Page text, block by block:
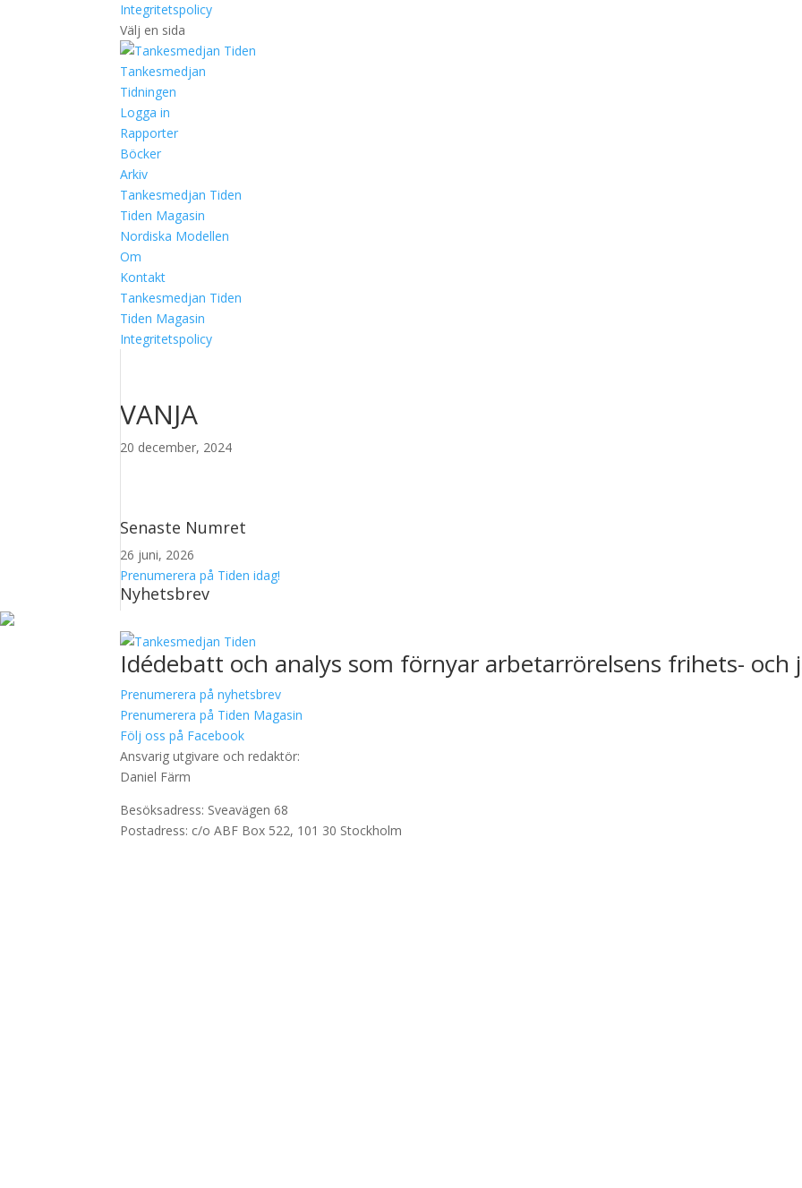
Integritetspolicy
Välj en sida
Tankesmedjan
Tidningen
Logga in
Rapporter
Böcker
Arkiv
Tankesmedjan Tiden
Tiden Magasin
Nordiska Modellen
Om
Kontakt
Tankesmedjan Tiden
Tiden Magasin
Integritetspolicy
VANJA
20 december, 2024
Senaste Numret
26 juni, 2026
Prenumerera på Tiden idag!
Nyhetsbrev
Idédebatt och analys som förnyar arbetarrörelsens frihets- och
Prenumerera på nyhetsbrev
Prenumerera på Tiden Magasin
Följ oss på Facebook
Ansvarig utgivare och redaktör:
Daniel Färm
Besöksadress: Sveavägen 68
Postadress: c/o ABF Box 522, 101 30 Stockholm